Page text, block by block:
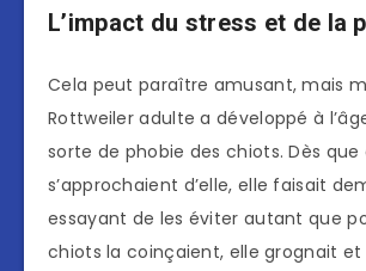
L’impact du stress et de la
Cela peut paraître amusant, mais
Rottweiler adulte a développé à
sorte de phobie des chiots. Dès que
s’approchaient d’elle, elle faisait
essayant de les éviter autant que
chiots la coinçaient, elle grognait